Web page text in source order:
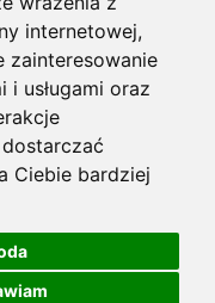
internetowej,
zainteresowanie
i usługami oraz
Ciebie bardziej